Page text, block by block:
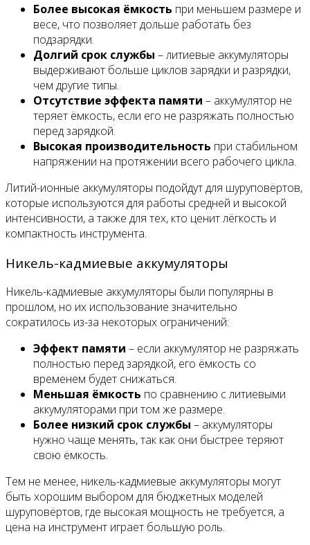
Более высокая ёмкость при меньшем размере и
весе, что позволяет дольше работать без
подзарядки.
Долгий срок службы – литиевые аккумуляторы
выдерживают больше циклов зарядки и разрядки,
чем другие типы.
Отсутствие эффекта памяти – аккумулятор не
теряет ёмкость, если его не разряжать полностью
перед зарядкой.
Высокая производительность при стабильном
напряжении на протяжении всего рабочего цикла.
Литий-ионные аккумуляторы подойдут для шуруповёртов,
которые используются для работы средней и высокой
интенсивности, а также для тех, кто ценит лёгкость и
компактность инструмента.
Никель-кадмиевые аккумуляторы
Никель-кадмиевые аккумуляторы были популярны в
прошлом, но их использование значительно
сократилось из-за некоторых ограничений:
Эффект памяти – если аккумулятор не разряжать
полностью перед зарядкой, его ёмкость со
временем будет снижаться.
Меньшая ёмкость по сравнению с литиевыми
аккумуляторами при том же размере.
Более низкий срок службы – аккумуляторы
нужно чаще менять, так как они быстрее теряют
свою ёмкость.
Тем не менее, никель-кадмиевые аккумуляторы могут
быть хорошим выбором для бюджетных моделей
шуруповёртов, где высокая мощность не требуется, а
цена на инструмент играет большую роль.